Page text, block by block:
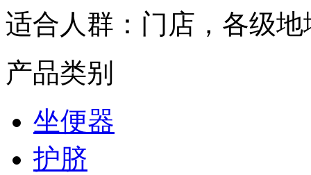
适合人群： 门店，各级
产品类别
坐便器
护脐